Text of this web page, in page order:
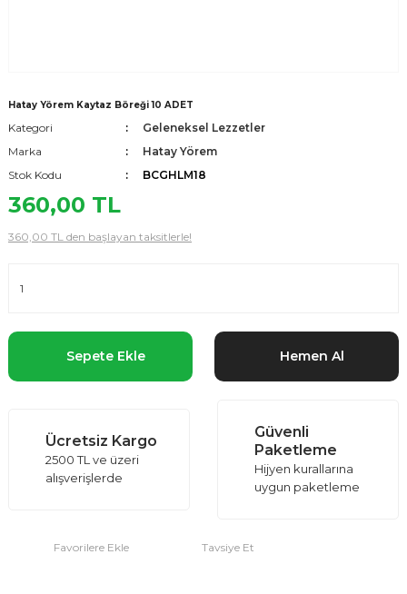
Hatay Yörem Kaytaz Böreği 10 ADET
Kategori
Geleneksel Lezzetler
Marka
Hatay Yörem
Stok Kodu
BCGHLM18
360,00 TL
360,00 TL den başlayan taksitlerle!
Sepete Ekle Hemen Al
Ücretsiz Kargo
2500 TL ve üzeri
alışverişlerde
Güvenli
Paketleme
Hijyen kurallarına
uygun paketleme
Tavsiye Et